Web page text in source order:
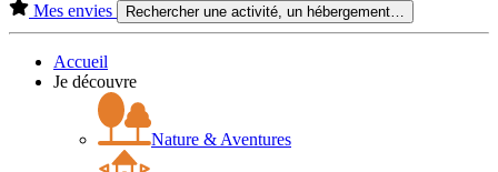
Mes envies Rechercher une activité, un hébergement…
Accueil
Je découvre
Nature & Aventures